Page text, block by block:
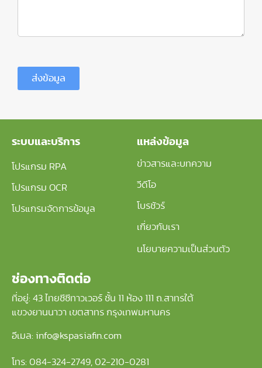
ส่งข้อมูล
ระบบและบริการ
โปรแกรม RPA
โปรแกรม OCR
โปรแกรมจัดการข้อมูล
แหล่งข้อมูล
ข่าวสารและบทความ
วีดีโอ
โบรชัวร์
เกี่ยวกับเรา
นโยบายความเป็นส่วนตัว
ช่องทางติดต่อ
ที่อยู่: 43 ไทยซีซีทาวเวอร์ ชั้น 11 ห้อง 111 ถ.สาทรใต้
แขวงยานนาวา เขตสาทร กรุงเทพมหานคร
อีเมล: info@kspasiafin.com
โทร: 084-324-2749 02-210-0281